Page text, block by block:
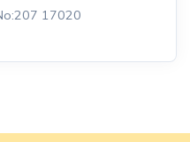
17020